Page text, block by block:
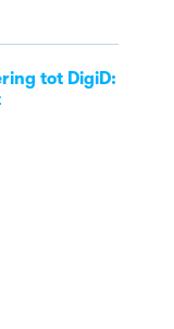
tot DigiD: